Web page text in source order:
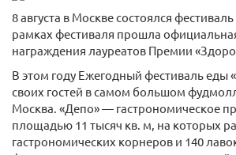
8 августа в Москве состоялся
рамках фестиваля прошла
награждения лауреатов Премии
В этом году Ежегодный фестиваль еды
своих гостей в самом большом
Москва. «Депо» — гастрономическое
площадью 11 тысяч кв. м, на которых
гастрономических корнеров и 140